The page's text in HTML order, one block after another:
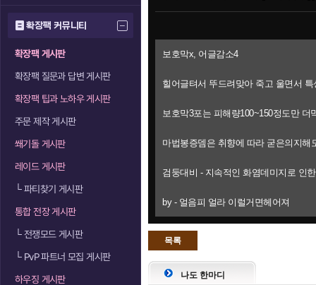
확장팩 커뮤니티
확장팩 게시판
확장팩 질문과 답변 게시판
확장팩 팁과 노하우 게시판
주문 제작 게시판
쐐기돌 게시판
레이드 게시판
└파티찾기 게시판
통합 전장 게시판
└전쟁모드 게시판
└PvP 파트너 모집 게시판
하우징 게시판
보호막x, 어글감소4
힐어글텨서 뚜드려맞아 죽고 울면서 특
보호막3포는 피해량100~150정도만 더
마법봉증뎀은 취향에 따라 굳은의지해
검둥대비 - 지속적인 화염데미지로 인
by - 얼음피 얼라 이럴거면헤어져
목록
으로
나도 한마디